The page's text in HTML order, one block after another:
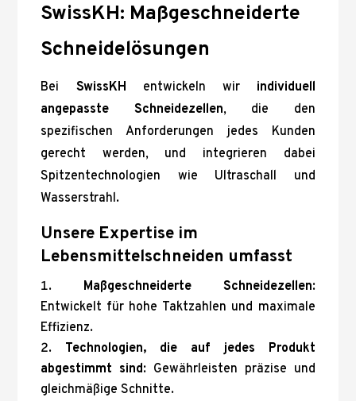
SwissKH: Maßgeschneiderte
Schneidelösungen
Bei SwissKH entwickeln wir individuell
angepasste Schneidezellen, die den
spezifischen Anforderungen jedes Kunden
gerecht werden, und integrieren dabei
Spitzentechnologien wie Ultraschall und
Wasserstrahl.
Unsere Expertise im
Lebensmittelschneiden umfasst
Maßgeschneiderte Schneidezellen:
Entwickelt für hohe Taktzahlen und maximale
Effizienz.
Technologien, die auf jedes Produkt
abgestimmt sind: Gewährleisten präzise und
gleichmäßige Schnitte.